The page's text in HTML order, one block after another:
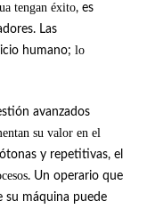
tengan éxito, es
Las
humano; lo
avanzados
su valor en el
y repetitivas, el
. Un operario que
su máquina puede